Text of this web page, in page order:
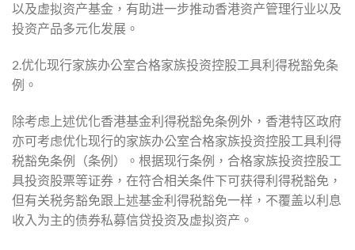
以及虚拟资产基金，有助进一步推动香港资产管理行业以及
投资产品多元化发展。
2.优化现行家族办公室合格家族投资控股工具利得税豁免条
例。
除考虑上述优化香港基金利得税豁免条例外，香港特区政府
亦可考虑优化现行的家族办公室合格家族投资控股工具利得
税豁免条例（条例）。根据现行条例，合格家族投资控股工
具投资股票等证券，在符合相关条件下可获得利得税豁免，
但有关税务豁免跟上述基金利得税豁免一样，不覆盖以利息
收入为主的债券私募信贷投资及虚拟资产。